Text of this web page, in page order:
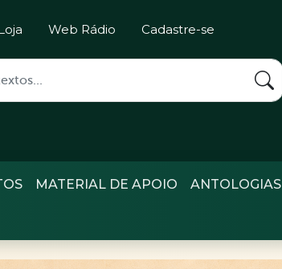
Web Rádio Cadastre-se
MATERIAL DE APOIO ANTOLOGIAS